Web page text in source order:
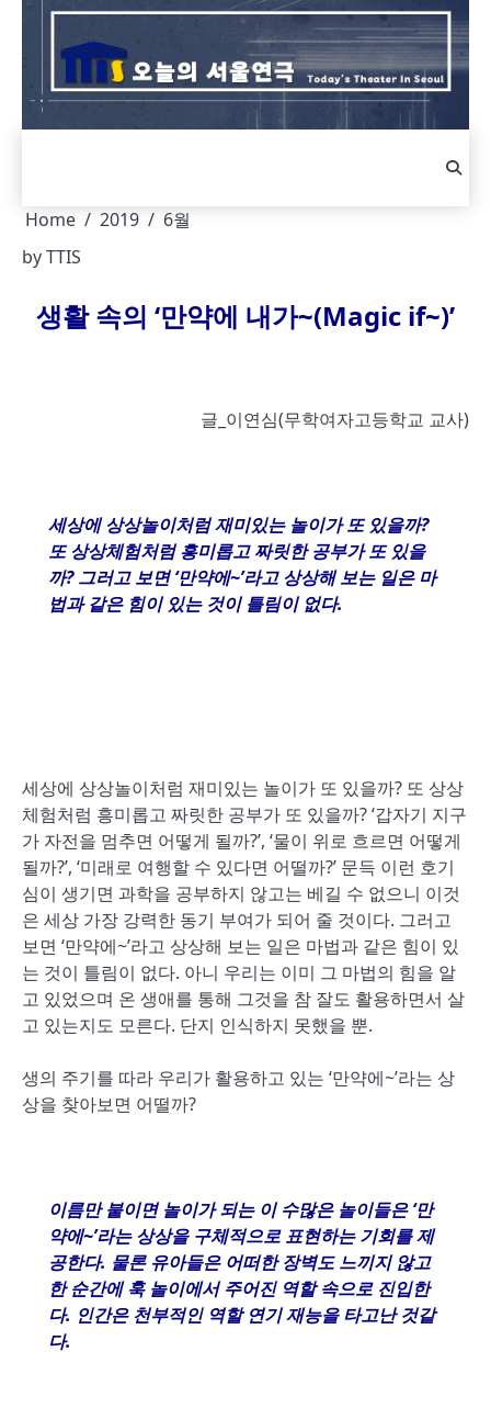
Skip
content
Home 2019
6월
byTTIS
생활 속의 ‘만약에 내가~(Magic if~)’
글_이연심(무학여자고등학교 교사)
세상에 상상놀이처럼 재미있는 놀이가 또 있을까?
또 상상체험처럼 흥미롭고 짜릿한 공부가 또 있을
까?그러고 보면‘만약에~’라고 상상해 보는 일은 마
법과 같은 힘이 있는 것이 틀림이 없다.
세상에 상상놀이처럼 재미있는 놀이가 또 있을까? 또 상상
체험처럼 흥미롭고 짜릿한 공부가 또 있을까? ‘갑자기 지구
가 자전을 멈추면 어떻게 될까?’, ‘물이 위로 흐르면 어떻게
될까?’, ‘미래로 여행할 수 있다면 어떨까?’ 문득 이런 호기
심이 생기면 과학을 공부하지 않고는 베길 수 없으니 이것
은 세상 가장 강력한 동기 부여가 되어 줄 것이다. 그러고
보면 ‘만약에~’라고 상상해 보는 일은 마법과 같은 힘이 있
는 것이 틀림이 없다. 아니 우리는 이미 그 마법의 힘을 알
고 있었으며 온 생애를 통해 그것을 참 잘도 활용하면서 살
고 있는지도 모른다. 단지 인식하지 못했을 뿐.
생의 주기를 따라 우리가 활용하고 있는 ‘만약에~’라는 상
상을 찾아보면 어떨까?
이름만 붙이면 놀이가 되는 이 수많은 놀이들은‘만
약에~’라는 상상을 구체적으로 표현하는 기회를 제
공한다. 물론 유아들은 어떠한 장벽도 느끼지 않고
한 순간에 훅 놀이에서 주어진 역할 속으로 진입한
다. 인간은 천부적인 역할 연기 재능을 타고난 것같
다.